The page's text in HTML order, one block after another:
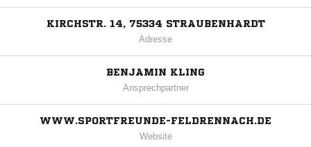
KIRCHSTR. 14, 75334 STRAUBENHARDT
Adresse
BENJAMIN KLING
Ansprechpartner
WWW.SPORTFREUNDE-FELDRENNACH.DE
Website